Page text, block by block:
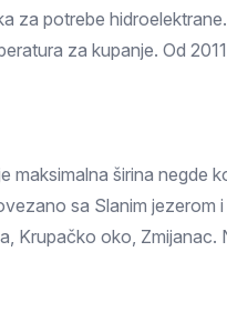
za potrebe
za kupanje. Od
maksimalna širina negde
sa Slanim
Krupačko oko, Zmijanac.